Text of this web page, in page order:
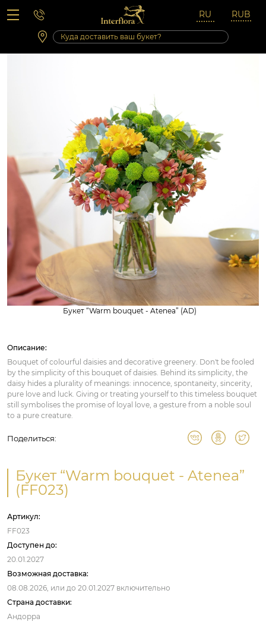
Вопросы-ответы
Сб 10:00 ‐ 14:00
Выходные и праздничные дни
Букет “Warm bouquet - Atenea” (AD)
Описание:
Bouquet of colourful daisies and decorative greenery. Don't be fooled
by the simplicity of this bouquet of daisies. Behind its simplicity, the
daisy hides a plurality of meanings: innocence, spontaneity, sincerity,
pure love and luck. Giving or treating yourself to this timeless bouquet
still symbolises the promise of loyal love, a gesture from a noble soul
to a pure creature.
Поделиться:
Букет “Warm bouquet - Atenea”
(FF023)
Артикул:
FF023
Доступен до:
20.01.2027
Возможная доставка:
08.08.2026, или до 20.01.2027 включительно
Страна доставки:
Андорра